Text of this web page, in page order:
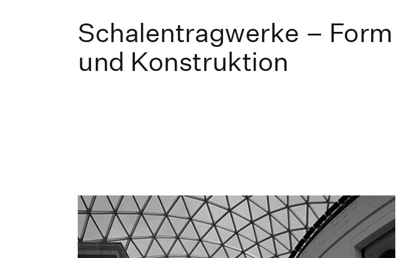
Schalentragwerke – Form
und Konstruktion